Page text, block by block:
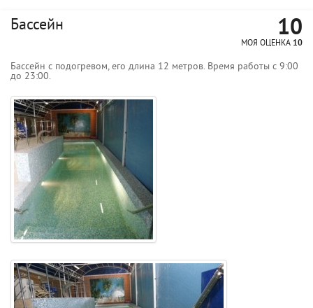
Бассейн 10
МОЯ ОЦЕНКА 10
Бассейн с подогревом, его длина 12 метров. Время работы с 9:00
до 23:00.